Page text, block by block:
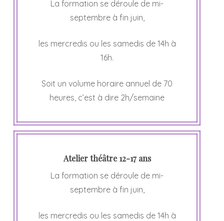
La formation se déroule de mi-
septembre à fin juin,
les mercredis ou les samedis de 14h à
16h.
Soit un volume horaire annuel de 70
heures, c’est à dire 2h/semaine
Atelier théâtre 12-17 ans
La formation se déroule de mi-
septembre à fin juin,
les mercredis ou les samedis de 14h à